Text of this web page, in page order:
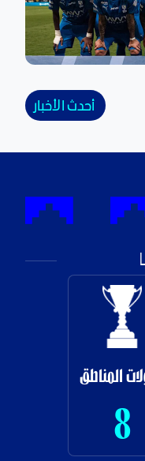
أحدث الأخبار
المناطق
8